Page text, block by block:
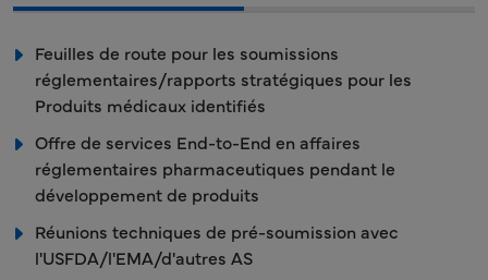
Feuilles de route pour les soumissions
réglementaires/rapports stratégiques pour les
Produits médicaux identifiés
Offre de services End-to-End en affaires
réglementaires pharmaceutiques pendant le
développement de produits
Réunions techniques de pré-soumission avec
l'USFDA/l'EMA/d'autres AS